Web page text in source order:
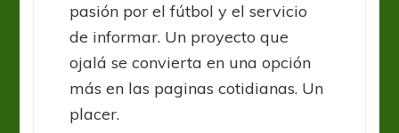
pasión por el fútbol y el servicio
de informar. Un proyecto que
ojalá se convierta en una opción
más en las paginas cotidianas. Un
placer.